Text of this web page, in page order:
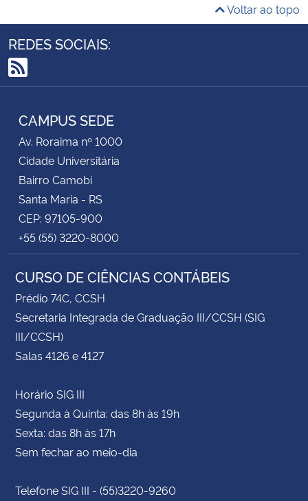
Voltar ao topo
REDES SOCIAIS:
RSS
CAMPUS SEDE
Av. Roraima nº 1000
Cidade Universitária
Bairro Camobi
Santa Maria - RS
CEP: 97105-900
+55 (55) 3220-8000
CURSO DE CIÊNCIAS CONTÁBEIS
Prédio 74C, CCSH
Secretaria Integrada de Graduação III/CCSH (SIG
III/CCSH)
Salas 4126 e 4127
Horário SIG III
Segunda à Quinta: das 8h às 19h
Sexta: das 8h às 17h
Sem fechar ao meio-dia
Telefone SIG III - (55)3220-9260